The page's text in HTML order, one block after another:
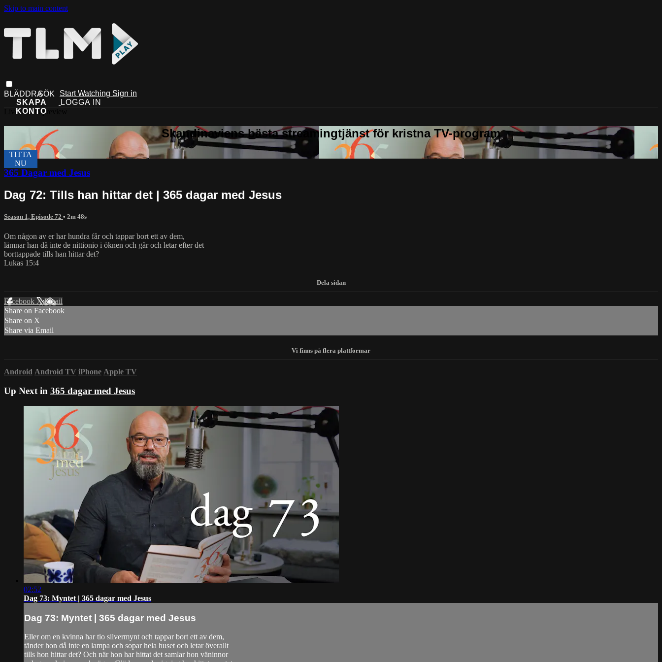
Skip to main content
Start Watching Sign in
Live stream preview
365 Dagar med Jesus
Dag 72: Tills han hittar det | 365 dagar med Jesus
Season 1, Episode 72 • 2m 48s
Om någon av er har hundra får och tappar bort ett av dem,
lämnar han då inte de nittionio i öknen och går och letar efter det
borttappade tills han hittar det?
Lukas 15:4
Facebook XEmail
Share on Facebook
Share on X
Share via Email
Android Android TV iPhone Apple TV
Up Next in 365 dagar med Jesus
02:52
Dag 73: Myntet | 365 dagar med Jesus
Dag 73: Myntet | 365 dagar med Jesus
Eller om en kvinna har tio silvermynt och tappar bort ett av dem,
tänder hon då inte en lampa och sopar hela huset och letar överallt
tills hon hittar det? Och när hon har hittat det samlar hon väninnor